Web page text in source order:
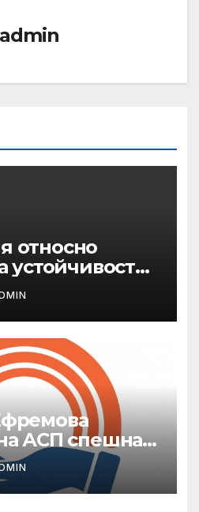
admin
относно
устойчивост
АСП спешна
оказване на
от